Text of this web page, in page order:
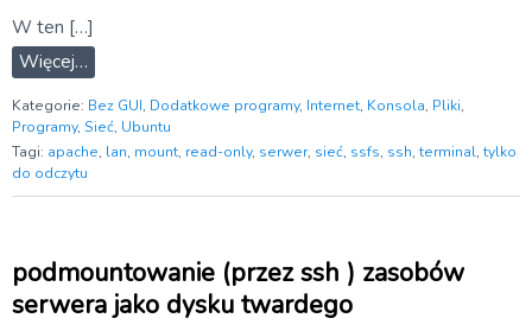
W ten […]
Więcej…
Kategorie: Bez GUI, Dodatkowe programy, Internet, Konsola, Pliki,
Programy, Sieć, Ubuntu
Tagi: apache, lan, mount, read-only, serwer, sieć, ssfs, ssh,terminal,tylko
do odczytu
podmountowanie (przez ssh ) zasobów
serwera jako dysku twardego